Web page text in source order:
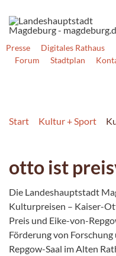
Presse Digitales Rathaus
Forum
Stadtplan
Start Kultur + Sport
otto ist
Die Landeshauptstadt
Kulturpreisen – Kaiser-
Preis und Eike-von-
Förderung von
Repgow-Saal im Alten